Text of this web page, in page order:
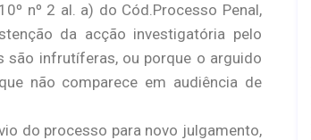
nº 2 al. a) do Cód.Processo Penal,
da acção investigatória pelo
são infrutíferas, ou porque o arguido
não comparece em audiência de
do processo para novo julgamento,